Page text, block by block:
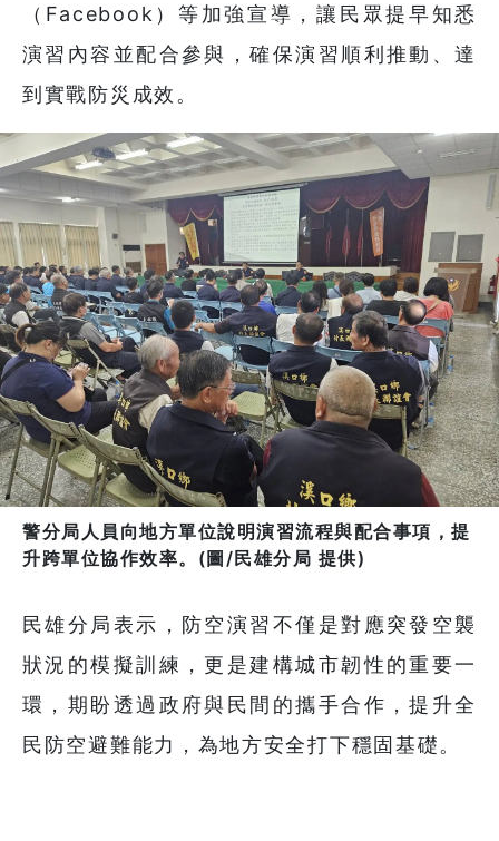
（Facebook）等加強宣導，讓民眾提早知悉
演習內容並配合參與，確保演習順利推動、達
到實戰防災成效。
警分局人員向地方單位說明演習流程與配合事項，提
升跨單位協作效率。(圖/民雄分局 提供)
民雄分局表示，防空演習不僅是對應突發空襲
狀況的模擬訓練，更是建構城市韌性的重要一
環，期盼透過政府與民間的攜手合作，提升全
民防空避難能力，為地方安全打下穩固基礎。